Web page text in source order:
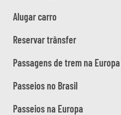
Alugar carro
Reservar trânsfer
Passagens de trem na Europa
Passeios no Brasil
Passeios na Europa